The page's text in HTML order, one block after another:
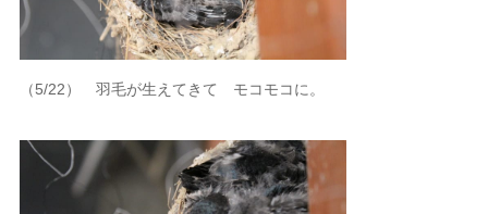
（5/22） 羽毛が生えてきて モコモコに。